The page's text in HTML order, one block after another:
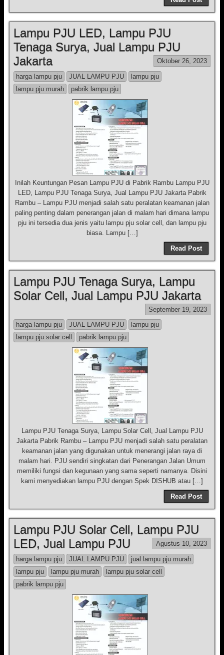
Lampu PJU LED, Lampu PJU
Tenaga Surya, Jual Lampu PJU
Jakarta
Oktober 26, 2023
harga lampu pju JUAL LAMPU PJU
lampu pju
lampu pju murah
pabrik lampu pju
Inilah Keuntungan Pesan Lampu PJU di Pabrik Rambu Lampu PJU
LED, Lampu PJU Tenaga Surya, Jual Lampu PJU Jakarta Pabrik
Rambu – Lampu PJU menjadi salah satu peralatan keamanan jalan
paling penting dalam penerangan jalan di malam hari dimana lampu
pju ini tersedia dua jenis yaitu lampu pju solar cell, dan lampu pju
biasa. Lampu […]
Read Post
Lampu PJU Tenaga Surya, Lampu
Solar Cell, Jual Lampu PJU Jakarta
September 19, 2023
harga lampu pju
JUAL LAMPU PJU
lampu pju
lampu pju solar cell
pabrik lampu pju
Lampu PJU Tenaga Surya, Lampu Solar Cell, Jual Lampu PJU
Jakarta Pabrik Rambu – Lampu PJU menjadi salah satu peralatan
keamanan jalan yang digunakan untuk menerangi jalan raya di
malam hari. PJU sendiri singkatan dari Penerangan Jalan Umum
memiliki fungsi dan kegunaan yang sama seperti namanya. Disini
kami menyediakan lampu PJU dengan Spek DISHUB atau […]
Read Post
Lampu PJU Solar Cell, Lampu PJU
LED, Jual Lampu PJU
Agustus 10, 2023
harga lampu pju JUAL LAMPU PJU
jual lampu pju murah
lampu pju
lampu pju murah
lampu pju solar cell
pabrik lampu pju